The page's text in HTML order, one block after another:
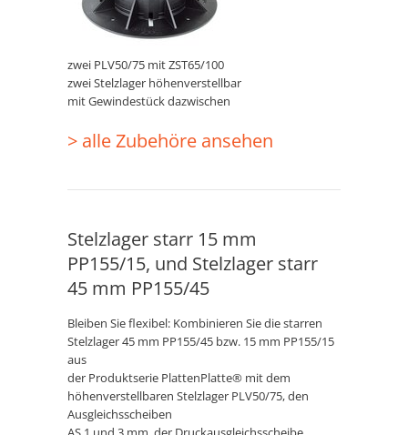
zwei PLV50/75 mit ZST65/100
zwei Stelzlager höhenverstellbar
mit Gewindestück dazwischen
> alle Zubehöre ansehen
Stelzlager starr 15 mm
PP155/15, und Stelzlager starr
45 mm PP155/45
Bleiben Sie flexibel: Kombinieren Sie die starren
Stelzlager 45 mm PP155/45 bzw. 15 mm PP155/15
aus
der Produktserie PlattenPlatte® mit dem
höhenverstellbaren Stelzlager PLV50/75, den
Ausgleichsscheiben